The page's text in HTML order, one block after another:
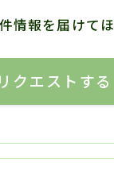
情報を届けてほ
リクエストする